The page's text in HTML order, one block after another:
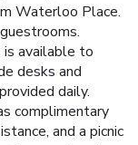
Waterloo Place.
available to
desks and
daily.
complimentary
and a picnic